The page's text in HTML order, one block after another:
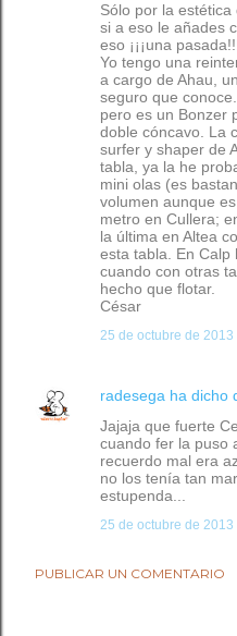
Sólo por la
si a eso le añades
eso ¡¡¡una
Yo tengo una
a cargo de Ahau,
seguro que
pero es un Bonzer
doble cóncavo. La
surfer y shaper de
tabla, ya la he
mini olas (es
volumen aunque
metro en Cullera;
la última en Altea
esta tabla. En
cuando con otras
hecho que flotar.
César
25 de octubre de 2013
radesega ha dicho
Jajaja que fuerte
cuando fer la puso
recuerdo mal era
no los tenía tan
estupenda...
25 de octubre de 2013
PUBLICAR UN COMENTARIO